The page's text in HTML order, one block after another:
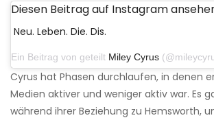
Diesen Beitrag auf Instagram
Neu. Leben. Die. Dis.
Ein Beitrag von geteilt Miley Cyrus (@mileycyrus) am 21.
Cyrus hat Phasen durchlaufen, in denen
Medien aktiver und weniger aktiv war. Es
während ihrer Beziehung zu Hemsworth,